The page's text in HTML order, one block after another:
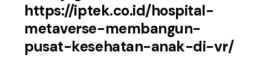
https://iptek.co.id/hospital-
metaverse-membangun-
pusat-kesehatan-anak-di-vr/